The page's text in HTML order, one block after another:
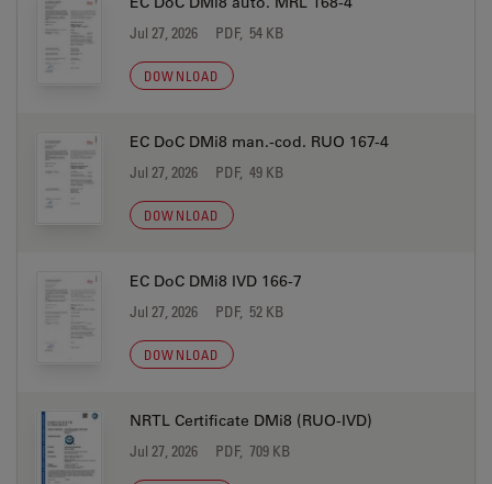
Jul 27, 2026 PDF, 54 KB
DOWNLOAD
EC DoC DMi8 man.-cod. RUO 167-4
Jul 27, 2026 PDF, 49 KB
DOWNLOAD
EC DoC DMi8 IVD 166-7
Jul 27, 2026 PDF, 52 KB
DOWNLOAD
NRTL Certificate DMi8 (RUO-IVD)
Jul 27, 2026 PDF, 709 KB